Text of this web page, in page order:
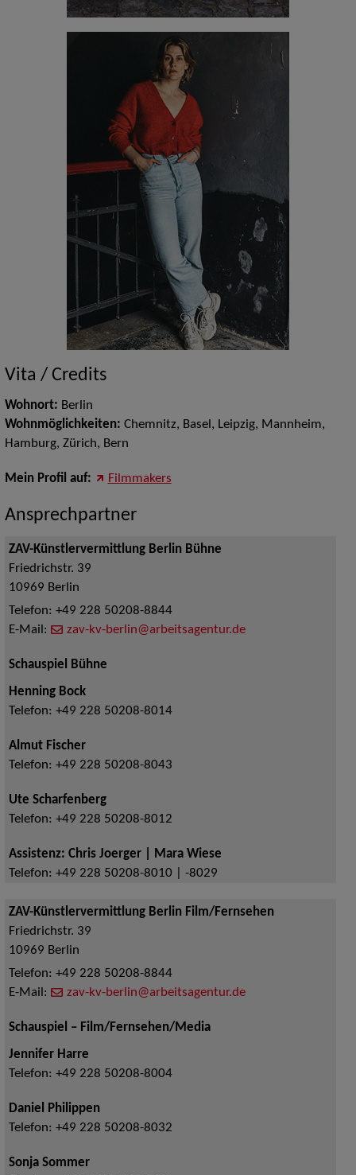
Vita / Credits
Wohnort: Berlin
Wohnmöglichkeiten: Chemnitz, Basel, Leipzig, Mannheim,
Hamburg, Zürich, Bern
Mein Profil auf: Filmmakers
Ansprechpartner
ZAV-Künstlervermittlung Berlin Bühne
Friedrichstr. 39
10969 Berlin
Telefon: +49 228 50208-8844
E-Mail:
zav-kv-berlin@arbeitsagentur.de
Schauspiel Bühne
Henning Bock
Telefon: +49 228 50208-8014
Almut Fischer
Telefon: +49 228 50208-8043
Ute Scharfenberg
Telefon: +49 228 50208-8012
Assistenz: Chris Joerger | Mara Wiese
Telefon: +49 228 50208-8010 | -8029
ZAV-Künstlervermittlung Berlin Film/Fernsehen
Friedrichstr. 39
10969 Berlin
Telefon: +49 228 50208-8844
E-Mail:
zav-kv-berlin@arbeitsagentur.de
Schauspiel – Film/Fernsehen/Media
Jennifer Harre
Telefon: +49 228 50208-8004
Daniel Philippen
Telefon: +49 228 50208-8032
Sonja Sommer